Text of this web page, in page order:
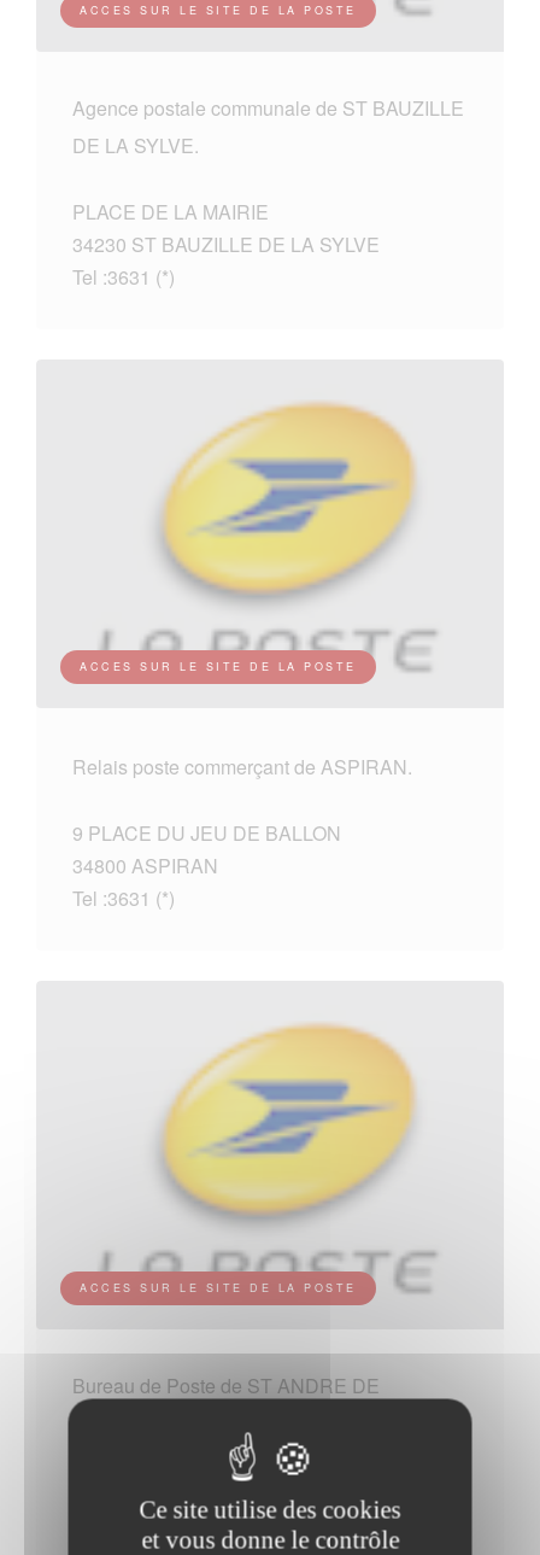
ACCES SUR LE SITE DE LA POSTE
Agence postale communale de ST BAUZILLE
DE LA SYLVE.
PLACE DE LA MAIRIE
34230 ST BAUZILLE DE LA SYLVE
Tel :3631 (*)
ACCES SUR LE SITE DE LA POSTE
Relais poste commerçant de ASPIRAN.
9 PLACE DU JEU DE BALLON
34800 ASPIRAN
Tel :3631 (*)
ACCES SUR LE SITE DE LA POSTE
Bureau de Poste de ST ANDRE DE
4 RUE ERNEST GAUBERT
34725 ST ANDRE DE SANGONIS
Ce site utilise des cookies
et vous donne le contrôle